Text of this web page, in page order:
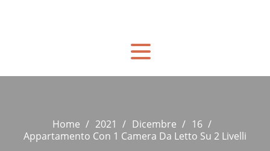
Home 2021 Dicembre
16
Appartamento Con 1 Camera Da Letto Su 2 Livelli